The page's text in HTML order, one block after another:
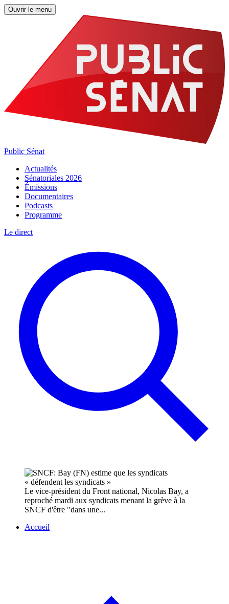
Ouvrir le menu
Public Sénat
Actualités
Sénatoriales 2026
Émissions
Documentaires
Podcasts
Programme
Le direct
Le vice-président du Front national, Nicolas Bay, a
reproché mardi aux syndicats menant la grève à la
SNCF d'être "dans une...
Accueil